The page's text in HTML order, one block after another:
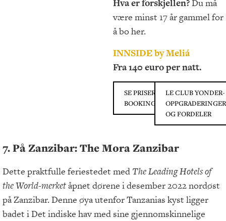
Hva er forskjellen?Du må
være minst 17 år gammel for
å bo her.
INNSIDE by Meliá
Fra 140 euro per natt.
SE PRISER PÅ
BOOKING.COM
LE CLUB YONDER-
OPPGRADERINGER
OG FORDELER
7. På Zanzibar: The Mora Zanzibar
Dette praktfulle feriestedet med The Leading Hotels of
the World-merketåpnet dørene i desember 2022 nordøst
på Zanzibar. Denne øya utenfor Tanzanias kyst ligger
badet i Det indiske hav med sine gjennomskinnelige